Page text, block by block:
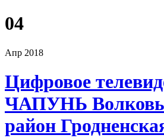
04
Апр 2018
Цифровое
ЧАПУНЬ
район